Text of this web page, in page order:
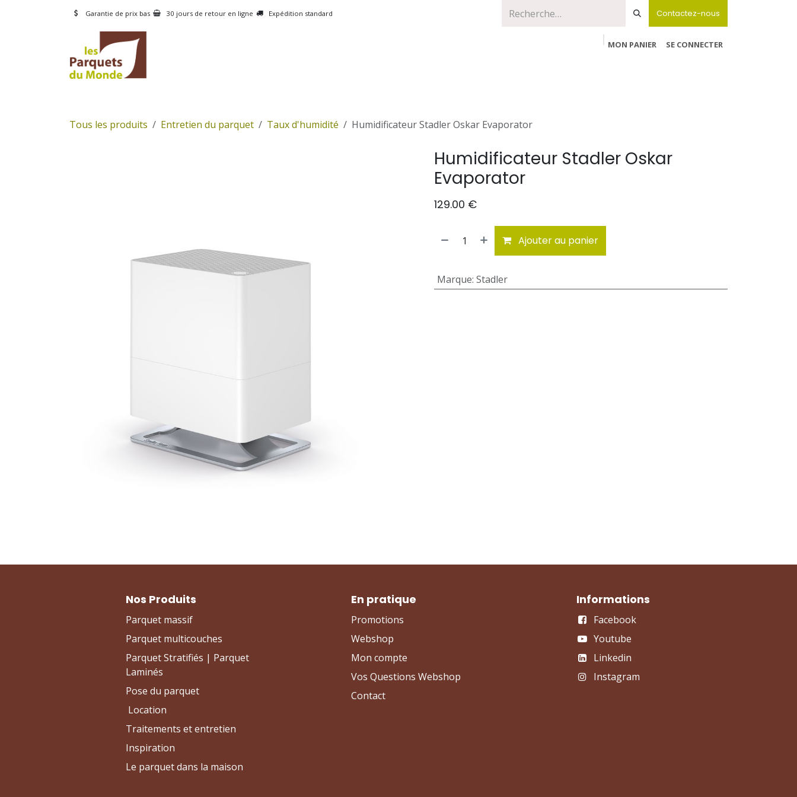
Se rendre au contenu
Garantie de prix bas 30 jours de retour en ligne Expédition standard Contactez-nous
MON PANIER
SE CONNECTER
Tous les produits Entretien du parquet Taux d'humidité Humidificateur Stadler Oskar Evaporator
Humidificateur Stadler Oskar
Evaporator
129.00 €
Ajouter au panier
Marque: Stadler
Nos Produits
Parquet massif
Parquet multicouches
Parquet Stratifiés | Parquet
Laminés
Pose du parquet
Location
Traitements et entretien
Inspiration
Le parquet dans la maison
En pratique
Promotions
Webshop
Mon compte
Vos Questions Webshop
Contact
Informations
Facebook
Youtube
Linkedin
Instagram